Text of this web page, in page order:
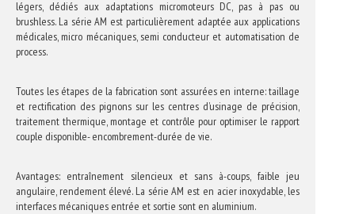
légers, dédiés aux adaptations micromoteurs DC, pas à pas ou
brushless. La série AM est particulièrement adaptée aux applications
médicales, micro mécaniques, semi conducteur et automatisation de
process.
Toutes les étapes de la fabrication sont assurées en interne: taillage
et rectification des pignons sur les centres d’usinage de précision,
traitement thermique, montage et contrôle pour optimiser le rapport
couple disponible- encombrement-durée de vie.
Avantages: entraînement silencieux et sans à-coups, faible jeu
angulaire, rendement élevé. La série AM est en acier inoxydable, les
interfaces mécaniques entrée et sortie sont en aluminium.